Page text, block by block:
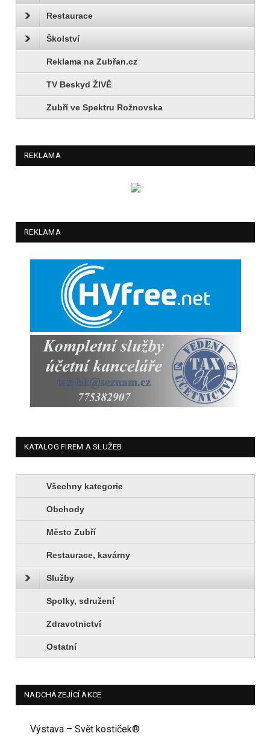
Restaurace
Školství
Reklama na Zubřan.cz
TV Beskyd ŽIVĚ
Zubří ve Spektru Rožnovska
REKLAMA
REKLAMA
KATALOG FIREM A SLUŽEB
Všechny kategorie
Obchody
Město Zubří
Restaurace, kavárny
Služby
Spolky, sdružení
Zdravotnictví
Ostatní
NADCHÁZEJÍCÍ AKCE
Výstava – Svět kostiček®